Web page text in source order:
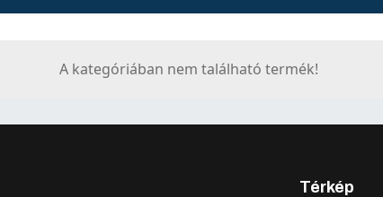
A kategóriában nem található termék!
Térkép